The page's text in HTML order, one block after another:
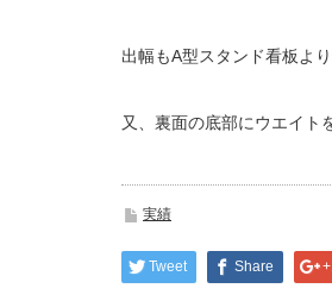
出幅もA型スタンド看板よ
又、裏面の底部にウエイト
実績
Tweet Share